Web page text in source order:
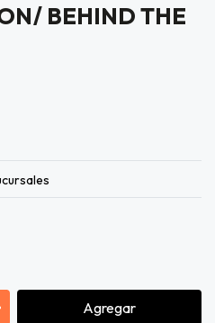
BEHIND THE
Agregar